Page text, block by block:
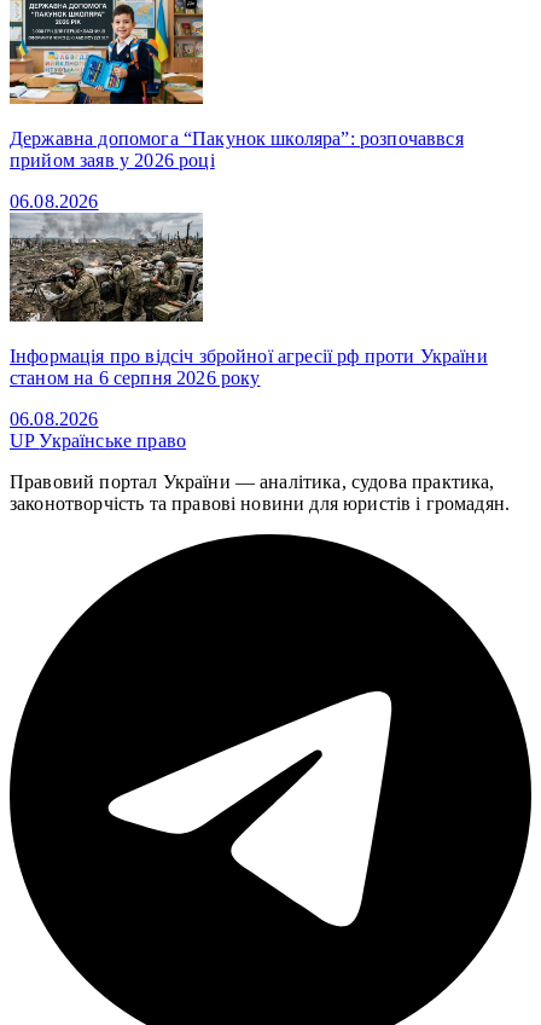
Державна допомога “Пакунок школяра”: розпочаввся
прийом заяв у 2026 році
06.08.2026
Інформація про відсіч збройної агресії рф проти України
станом на 6 серпня 2026 року
06.08.2026
UPУкраїнське право
Правовий портал України — аналітика, судова практика,
законотворчість та правові новини для юристів і громадян.